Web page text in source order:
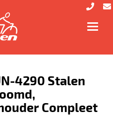
4290 Stalen
Compleet